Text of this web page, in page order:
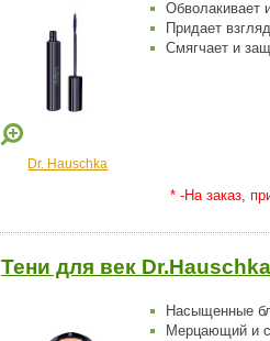
Обволакивает
Придает
Смягчает и
Dr. Hauschka
* -На заказ,
Тени для век
Насыщенные
Мерцающий и